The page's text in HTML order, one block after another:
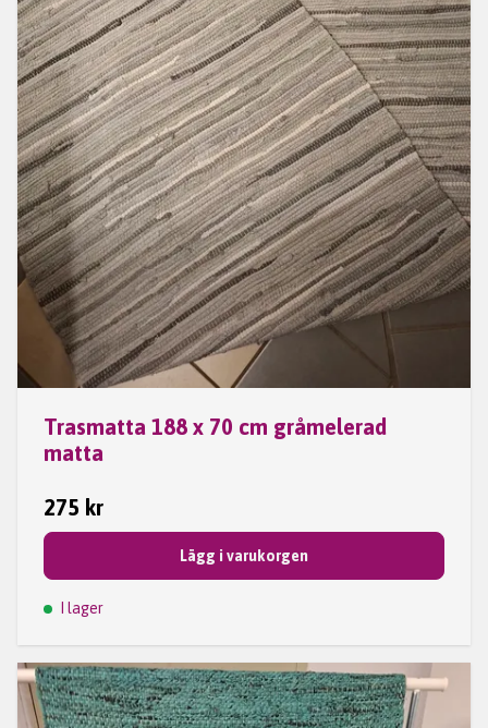
Trasmatta 188 x 70 cm gråmelerad
matta
275 kr
Lägg i varukorgen
I lager